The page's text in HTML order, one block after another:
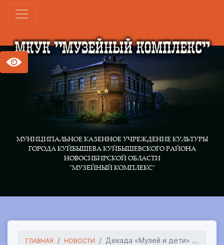
МУНИЦИПАЛЬНОЕ КАЗЕННОЕ УЧРЕЖДЕНИЕ КУЛЬТУРЫ
ГОРОДА КУЙБЫШЕВА КУЙБЫШЕВСКОГО РАЙОНА
НОВОСИБИРСКОЙ ОБЛАСТИ
"МУЗЕЙНЫЙ КОМПЛЕКС"
ГЛАВНАЯ НОВОСТИ Декада «Музей и дети» ...